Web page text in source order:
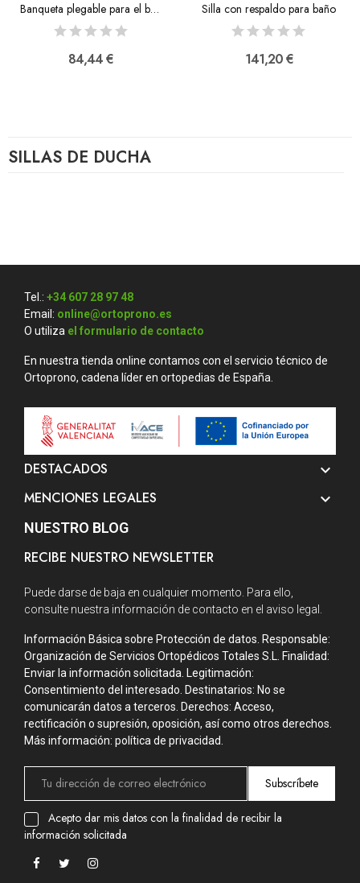
SILLAS DE DUCHA
Banqueta plegable para el baño
84,44 €
Silla con respaldo para baño
141,20 €
Tel.: +34 607 28 97 48
Email: online@ortoprono.es
O utiliza el formulario de contacto
En nuestra tienda online contamos con el servicio técnico de
Ortoprono, cadena líder en ortopedias de España.
DESTACADOS 
MENCIONES LEGALES 
NUESTRO BLOG
RECIBE NUESTRO NEWSLETTER
Puede darse de baja en cualquier momento. Para ello,
consulte nuestra información de contacto en el aviso legal.
Información Básica sobre Protección de datos. Responsable:
Organización de Servicios Ortopédicos Totales S.L. Finalidad:
Enviar la información solicitada. Legitimación:
Consentimiento del interesado. Destinatarios: No se
comunicarán datos a terceros. Derechos: Acceso,
rectificación o supresión, oposición, así como otros derechos.
Más información: política de privacidad.
Subscríbete
Acepto dar mis datos con la finalidad de recibir la
información solicitada